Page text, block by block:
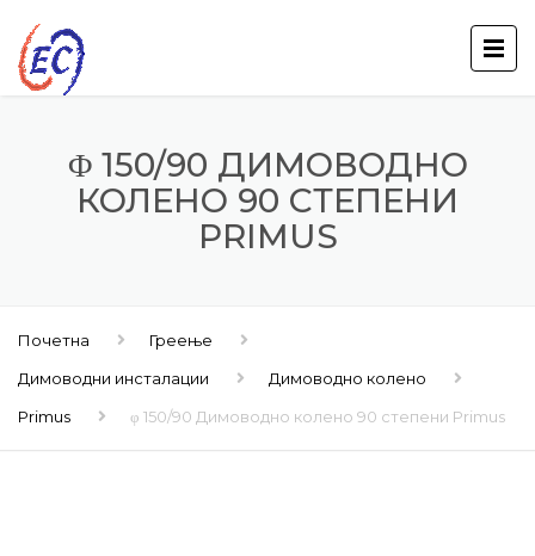
Φ 150/90 ДИМОВОДНО
КОЛЕНО 90 СТЕПЕНИ
PRIMUS
Почетна
Греење
Димоводни инсталации
Димоводно колено
Primus
φ 150/90 Димоводно колено 90 степени Primus